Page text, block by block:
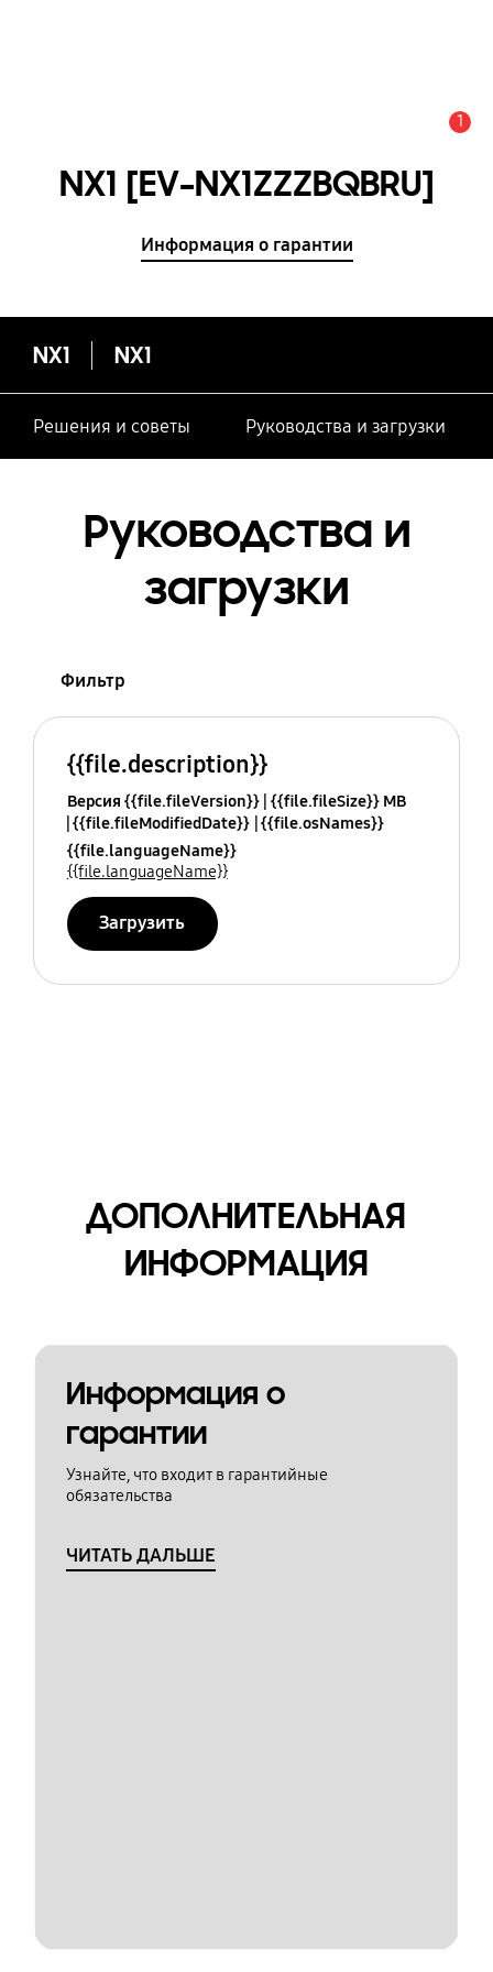
1
NX1 [EV-NX1ZZZBQBRU]
Информация о гарантии
NX1 NX1
Решения и советы Руководства и загрузки
Руководства и
загрузки
Фильтр
{{file.description}}
Версия {{file.fileVersion}} {{file.fileSize}} MB
{{file.fileModifiedDate}} {{file.osNames}}
{{file.languageName}}
{{file.languageName}}
Загрузить
ДОПОЛНИТЕЛЬНАЯ
ИНФОРМАЦИЯ
Информация о
гарантии
Узнайте, что входит в гарантийные
обязательства
ЧИТАТЬ ДАЛЬШЕ